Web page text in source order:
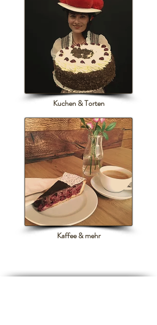
Kuchen & Torten
Kaffee & mehr